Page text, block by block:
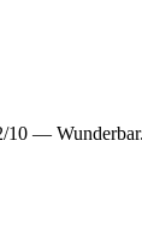
10 — Wunderbar.